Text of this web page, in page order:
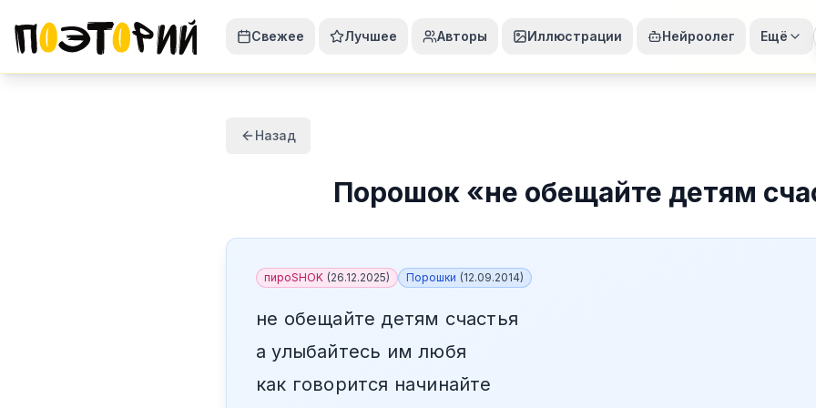
Свежее Лучшее Авторы Иллюстрации Нейроолег Ещё
Назад
Порошок«не обещайте детям
пироSHOK (26.12.2025) Порошки (12.09.2014)
не обещайте детям счастья
а улыбайтесь им любя
как говорится начинайте